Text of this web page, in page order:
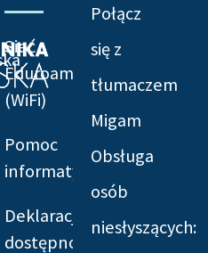
Sieć
Eduroam
(WiFi)
Pomoc
informatyczna
Deklaracja
dostępności
Połącz
się z
tłumaczem
Migam
Obsługa
osób
niesłyszących: